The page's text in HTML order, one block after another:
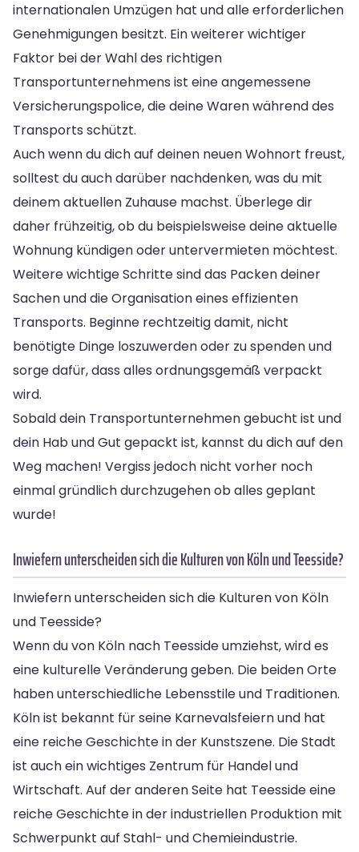
internationalen Umzügen hat und alle erforderlichen
Genehmigungen besitzt. Ein weiterer wichtiger
Faktor bei der Wahl des richtigen
Transportunternehmens ist eine angemessene
Versicherungspolice, die deine Waren während des
Transports schützt.
Auch wenn du dich auf deinen neuen Wohnort freust,
solltest du auch darüber nachdenken, was du mit
deinem aktuellen Zuhause machst. Überlege dir
daher frühzeitig, ob du beispielsweise deine aktuelle
Wohnung kündigen oder untervermieten möchtest.
Weitere wichtige Schritte sind das Packen deiner
Sachen und die Organisation eines effizienten
Transports. Beginne rechtzeitig damit, nicht
benötigte Dinge loszuwerden oder zu spenden und
sorge dafür, dass alles ordnungsgemäß verpackt
wird.
Sobald dein Transportunternehmen gebucht ist und
dein Hab und Gut gepackt ist, kannst du dich auf den
Weg machen! Vergiss jedoch nicht vorher noch
einmal gründlich durchzugehen ob alles geplant
wurde!
Inwiefern unterscheiden sich die Kulturen von Köln und Teesside?
Inwiefern unterscheiden sich die Kulturen von Köln
und Teesside?
Wenn du von Köln nach Teesside umziehst, wird es
eine kulturelle Veränderung geben. Die beiden Orte
haben unterschiedliche Lebensstile und Traditionen.
Köln ist bekannt für seine Karnevalsfeiern und hat
eine reiche Geschichte in der Kunstszene. Die Stadt
ist auch ein wichtiges Zentrum für Handel und
Wirtschaft. Auf der anderen Seite hat Teesside eine
reiche Geschichte in der industriellen Produktion mit
Schwerpunkt auf Stahl- und Chemieindustrie.